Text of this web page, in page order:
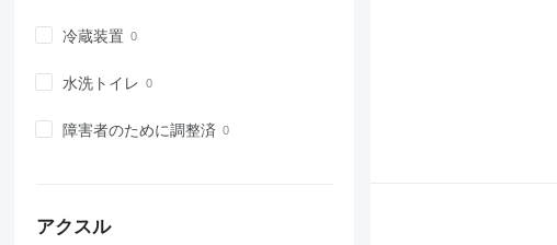
冷蔵装置
水洗トイレ
障害者のために調整済
アクスル